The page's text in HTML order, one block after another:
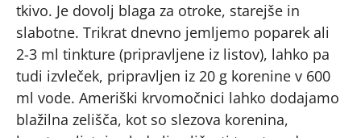
tkivo. Je dovolj blaga za otroke, starejše in
slabotne. Trikrat dnevno jemljemo poparek ali
2-3 ml tinkture (pripravljene iz listov), lahko pa
tudi izvleček, pripravljen iz 20 g korenine v 600
ml vode. Ameriški krvomočnici lahko dodajamo
blažilna zelišča, kot so slezova korenina,